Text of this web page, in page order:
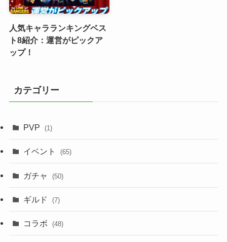
人気キャラランキングベス
ト8紹介：運営がピックア
ップ！
カテゴリー
PVP (1)
イベント (65)
ガチャ (50)
ギルド (7)
コラボ (48)